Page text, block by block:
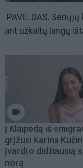
PAVELDAS.
ant užkaltų langų
Į Klaipėdą iš
grįžusi Karina
įvardijo didžiausią
norą